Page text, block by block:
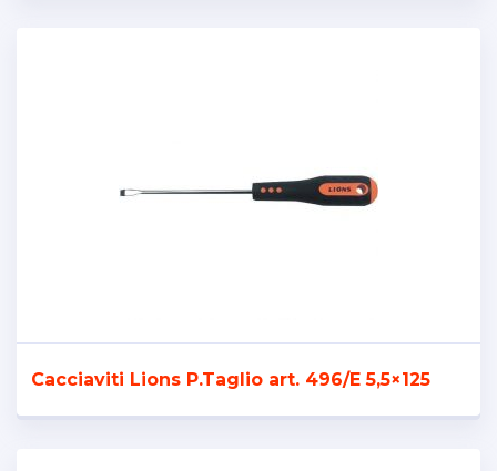
Cacciaviti Lions P.Taglio art. 496/E 5,5×125